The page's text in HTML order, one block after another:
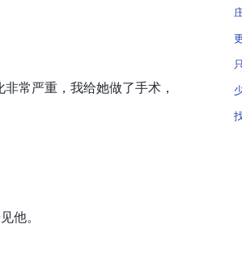
常严重，我给她做了手术，
他。